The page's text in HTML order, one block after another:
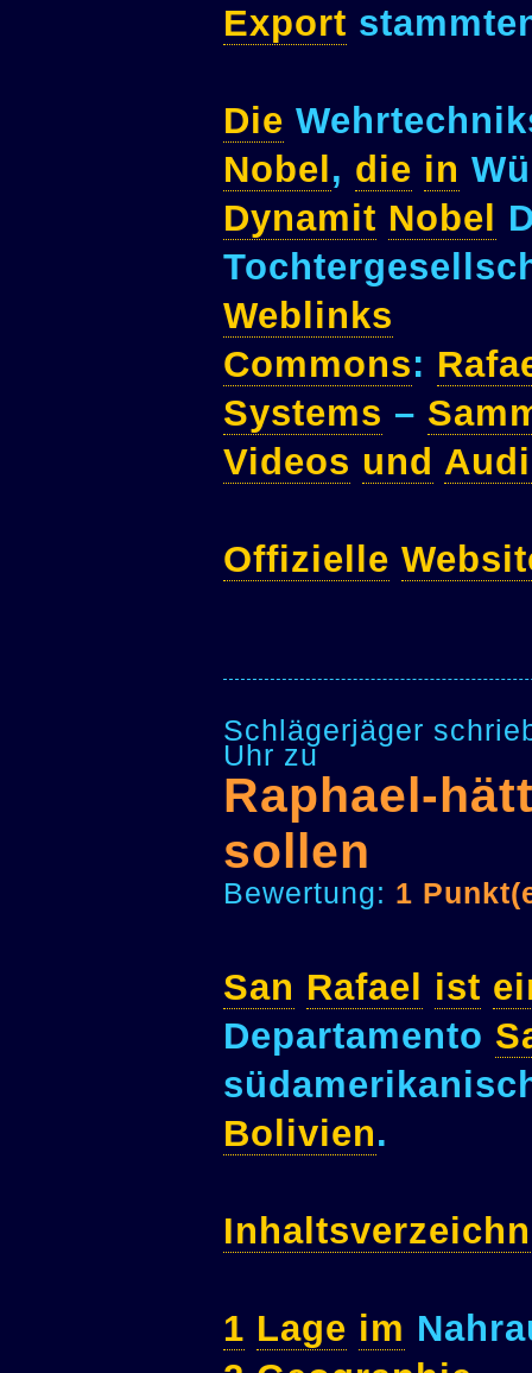
Export
Die
Nobel , die in
Dynamit Nobel
Weblinks
Commons:
Systems –
Videos und
Offizielle
Schlägerjäger
Uhr zu
Raphael-
sollen
Bewertung: 1
San Rafael ist
Departamento
Bolivien.
1 Lage im